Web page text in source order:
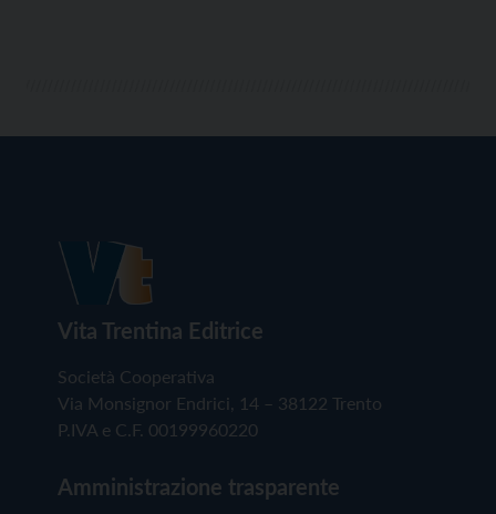
Vita Trentina Editrice
Società Cooperativa
Via Monsignor Endrici, 14 – 38122 Trento
P.IVA e C.F. 00199960220
Amministrazione trasparente